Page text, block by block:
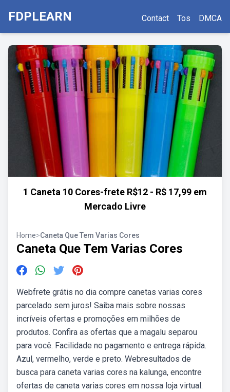
FDPLEARN Contact Tos DMCA
1 Caneta 10 Cores-frete R$12 - R$ 17,99 em
Mercado Livre
Home>Caneta Que Tem Varias Cores
Caneta Que Tem Varias Cores
Webfrete grátis no dia compre canetas varias cores
parcelado sem juros! Saiba mais sobre nossas
incríveis ofertas e promoções em milhões de
produtos. Confira as ofertas que a magalu separou
para você. Facilidade no pagamento e entrega rápida.
Azul, vermelho, verde e preto. Webresultados de
busca para caneta varias cores na kalunga, encontre
ofertas de caneta varias cores em nossa loja virtual.